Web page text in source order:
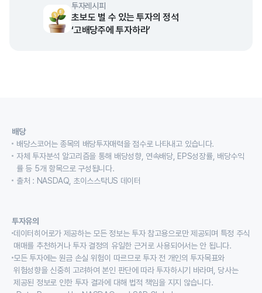
투자레시피
초보도 벌 수 있는 투자의 정석
‘고배당주에 투자하라’
배당
배당스코어는 종목의 배당투자매력을 점수로 나타내고 있습니다.
자체 투자분석 알고리즘을 통해 배당성향, 연속배당, EPS성장률, 배당수익
률 등 5개 항목으로 구성됩니다.
출처 : NASDAQ, 초이스스탁US 데이터
투자유의
데이터히어로가 제공하는 모든 정보는 투자 참고용으로만 제공되며 특정 주식
매매를 추천하거나 투자 결정의 유일한 근거로 사용되어서는 안 됩니다.
모든 투자에는 원금 손실 위험이 따르므로 투자 전 개인의 투자목표와
위험성향을 신중히 고려하여 본인 판단에 따라 투자하시기 바라며, 당사는
제공된 정보로 인한 투자 결과에 대해 법적 책임을 지지 않습니다.